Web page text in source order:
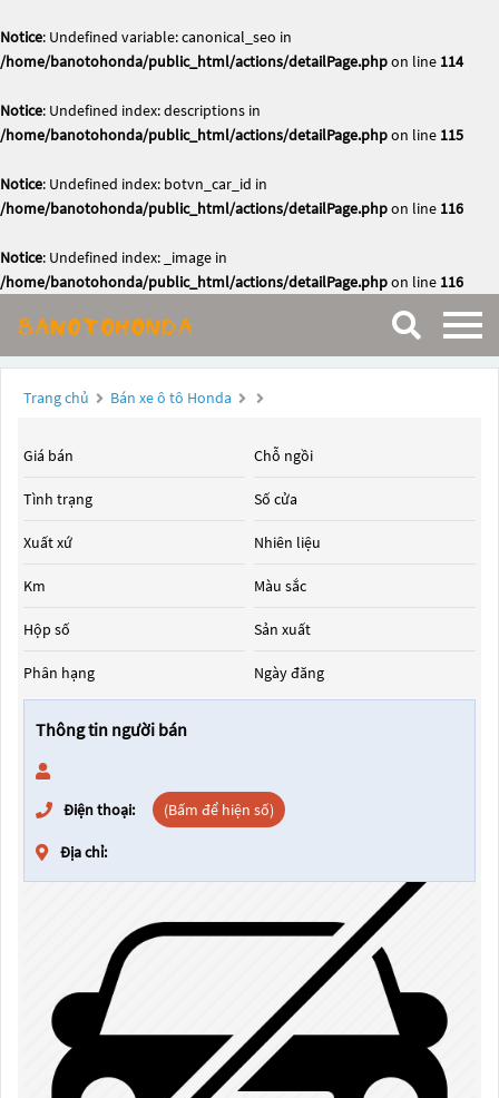
Notice: Undefined variable: canonical_seo in
/home/banotohonda/public_html/actions/detailPage.phpon line 114
Notice: Undefined index: descriptions in
/home/banotohonda/public_html/actions/detailPage.phpon line 115
Notice: Undefined index: botvn_car_id in
/home/banotohonda/public_html/actions/detailPage.phpon line 116
Notice: Undefined index: _image in
/home/banotohonda/public_html/actions/detailPage.phpon line 116
Trang chủ Bán xe ô tô Honda
Giá bán
Tình trạng
Xuất xứ
Km
Hộp số
Phân hạng
Chỗ ngồi
Số cửa
Nhiên liệu
Màu sắc
Sản xuất
Ngày đăng
Thông tin người bán
Điện thoại: (Bấm để hiện số)
Địa chỉ: